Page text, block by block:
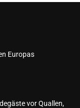
Europas
vor Quallen,